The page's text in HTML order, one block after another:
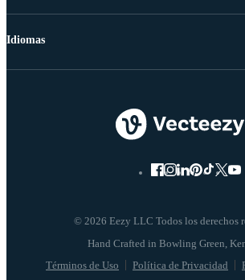
© 2026 Eezy LLC Todos los derechos
Términos de Uso Política de Privacidad
Idiomas